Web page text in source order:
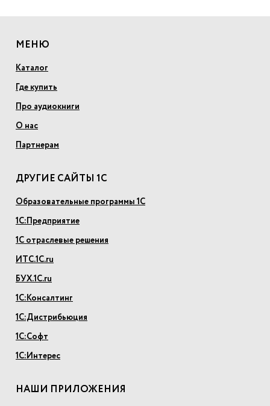
МЕНЮ
Каталог
Где купить
Про аудиокниги
О нас
Партнерам
ДРУГИЕ САЙТЫ 1С
Образовательные программы 1С
1С:Предприятие
1С отраслевые решения
ИТС.1С.ru
БУХ.1С.ru
1С:Консалтинг
1С:Дистрибьюция
1С:Софт
1С:Интерес
НАШИ ПРИЛОЖЕНИЯ